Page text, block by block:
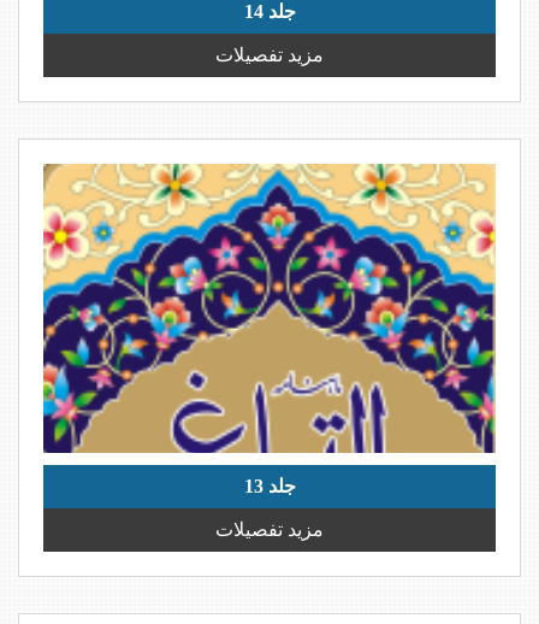
جلد 14
مزید تفصیلات
جلد 13
مزید تفصیلات